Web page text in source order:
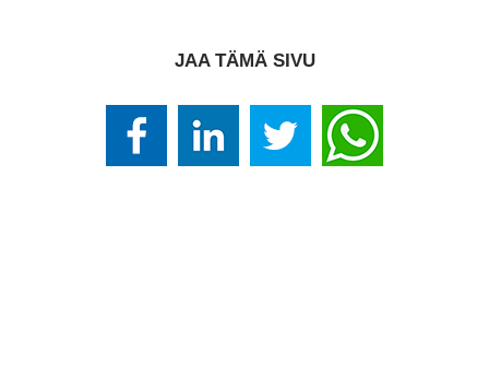
JAA TÄMÄ SIVU